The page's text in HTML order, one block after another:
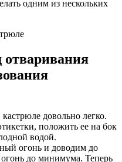
одним из нескольких
довольно легко.
положить ее на бок
водой.
огонь и доводим до
до минимума. Теперь